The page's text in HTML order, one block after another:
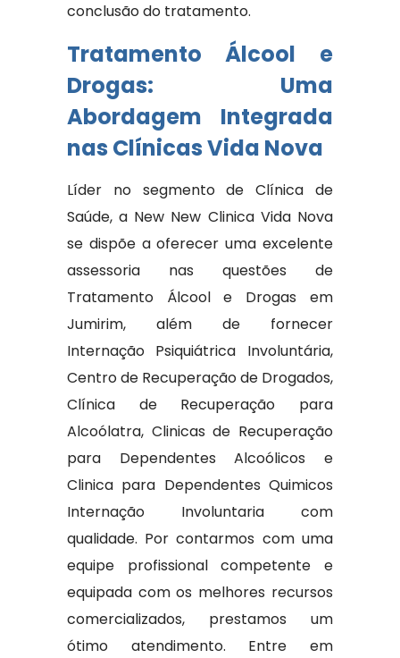
conclusão do tratamento.
Tratamento Álcool e
Drogas: Uma
Abordagem Integrada
nas Clínicas Vida Nova
Líder no segmento de Clínica de
Saúde, a New New Clinica Vida Nova
se dispõe a oferecer uma excelente
assessoria nas questões de
Tratamento Álcool e Drogas em
Jumirim, além de fornecer
Internação Psiquiátrica Involuntária,
Centro de Recuperação de Drogados,
Clínica de Recuperação para
Alcoólatra, Clinicas de Recuperação
para Dependentes Alcoólicos e
Clinica para Dependentes Quimicos
Internação Involuntaria com
qualidade. Por contarmos com uma
equipe profissional competente e
equipada com os melhores recursos
comercializados, prestamos um
ótimo atendimento. Entre em